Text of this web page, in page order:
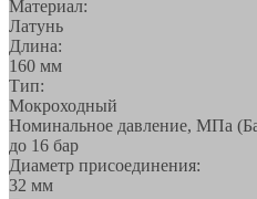
Материал:
Латунь
Длина:
160 мм
Тип:
Мокроходный
Номинальное давление, МПа
до 16 бар
Диаметр присоединения:
32 мм